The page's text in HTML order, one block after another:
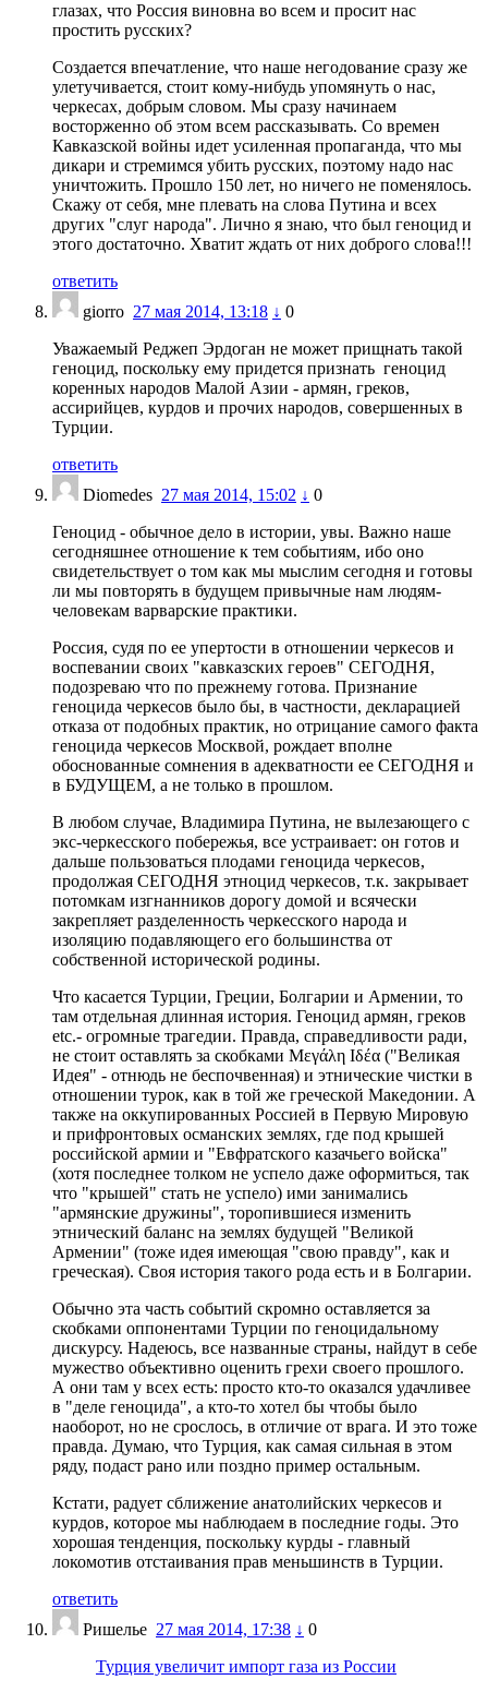
глазах, что Россия виновна во всем и просит нас
простить русских?
Создается впечатление, что наше негодование сразу же
улетучивается, стоит кому-нибудь упомянуть о нас,
черкесах, добрым словом. Мы сразу начинаем
восторженно об этом всем рассказывать. Со времен
Кавказской войны идет усиленная пропаганда, что мы
дикари и стремимся убить русских, поэтому надо нас
уничтожить. Прошло 150 лет, но ничего не поменялось.
Скажу от себя, мне плевать на слова Путина и всех
других "слуг народа". Лично я знаю, что был геноцид и
этого достаточно. Хватит ждать от них доброго слова!!!
ответить
giorro 27 мая 2014, 13:18 ↓ 0
Уважаемый Реджеп Эрдоган не может прищнать такой
геноцид, поскольку ему придется признать геноцид
коренных народов Малой Азии - армян, греков,
ассирийцев, курдов и прочих народов, совершенных в
Турции.
ответить
Diomedes 27 мая 2014, 15:02 ↓ 0
Геноцид - обычное дело в истории, увы. Важно наше
сегодняшнее отношение к тем событиям, ибо оно
свидетельствует о том как мы мыслим сегодня и готовы
ли мы повторять в будущем привычные нам людям-
человекам варварские практики.
Россия, судя по ее упертости в отношении черкесов и
воспевании своих "кавказских героев" СЕГОДНЯ,
подозреваю что по прежнему готова. Признание
геноцида черкесов было бы, в частности, декларацией
отказа от подобных практик, но отрицание самого факта
геноцида черкесов Москвой, рождает вполне
обоснованные сомнения в адекватности ее СЕГОДНЯ и
в БУДУЩЕМ, а не только в прошлом.
В любом случае, Владимира Путина, не вылезающего с
экс-черкесского побережья, все устраивает: он готов и
дальше пользоваться плодами геноцида черкесов,
продолжая СЕГОДНЯ этноцид черкесов, т.к. закрывает
потомкам изгнанников дорогу домой и всячески
закрепляет разделенность черкесского народа и
изоляцию подавляющего его большинства от
собственной исторической родины.
Что касается Турции, Греции, Болгарии и Армении, то
там отдельная длинная история. Геноцид армян, греков
etc.- огромные трагедии. Правда, справедливости ради,
не стоит оставлять за скобками Μεγάλη Ιδέα ("Великая
Идея" - отнюдь не беспочвенная) и этнические чистки в
отношении турок, как в той же греческой Македонии. А
также на оккупированных Россией в Первую Мировую
и прифронтовых османских землях, где под крышей
российской армии и "Евфратского казачьего войска"
(хотя последнее толком не успело даже оформиться, так
что "крышей" стать не успело) ими занимались
"армянские дружины", торопившиеся изменить
этнический баланс на землях будущей "Великой
Армении" (тоже идея имеющая "свою правду", как и
греческая). Своя история такого рода есть и в Болгарии.
Обычно эта часть событий скромно оставляется за
скобками оппонентами Турции по геноцидальному
дискурсу. Надеюсь, все названные страны, найдут в себе
мужество объективно оценить грехи своего прошлого.
А они там у всех есть: просто кто-то оказался удачливее
в "деле геноцида", а кто-то хотел бы чтобы было
наоборот, но не срослось, в отличие от врага. И это тоже
правда. Думаю, что Турция, как самая сильная в этом
ряду, подаст рано или поздно пример остальным.
Кстати, радует сближение анатолийских черкесов и
курдов, которое мы наблюдаем в последние годы. Это
хорошая тенденция, поскольку курды - главный
локомотив отстаивания прав меньшинств в Турции.
ответить
Ришелье 27 мая 2014, 17:38 ↓ 0
Турция увеличит импорт газа из России